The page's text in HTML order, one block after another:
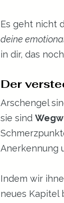
Es geht nicht
deine
in dir, das
Der
Arschengel
sie sind
Anerkennung
Indem wir
neues Kapitel